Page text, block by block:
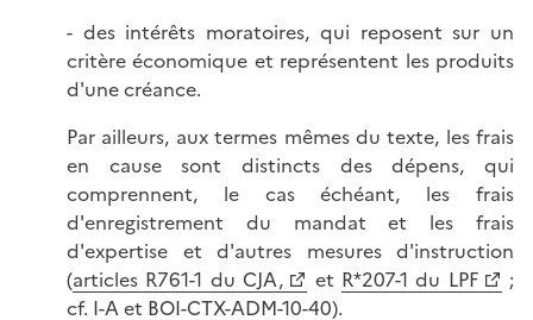
- des intérêts moratoires, qui reposent sur un
critère économique et représentent les produits
d'une créance.
Par ailleurs, aux termes mêmes du texte, les frais
en cause sont distincts des dépens, qui
comprennent, le cas échéant, les frais
d'enregistrement du mandat et les frais
d'expertise et d'autres mesures d'instruction
(articles R761-1 du CJA, et R*207-1 du LPF
;
cf. I-Aet BOI-CTX-ADM-10-40).